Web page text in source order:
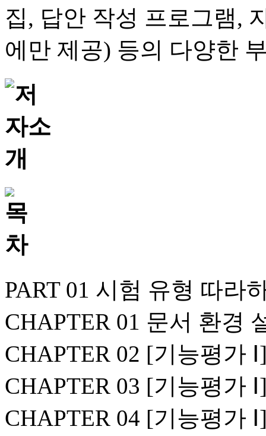
집, 답안 작성 프로그램,
에만 제공) 등의 다양한
PART 01 시험 유형 따라
CHAPTER 01 문서 환경
CHAPTER 02 [기능평가
CHAPTER 03 [기능평가
CHAPTER 04 [기능평가